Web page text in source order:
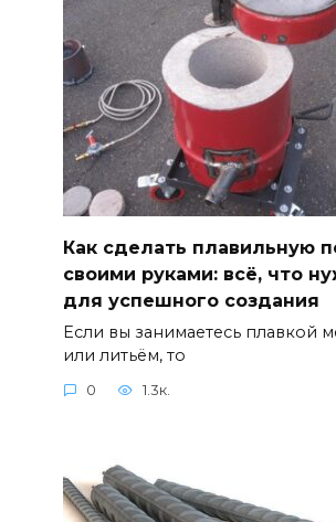
Как сделать плавильную
своими руками: всё, что
для успешного создания
Если вы занимаетесь плавкой
или литьём, то
0 1.3к.